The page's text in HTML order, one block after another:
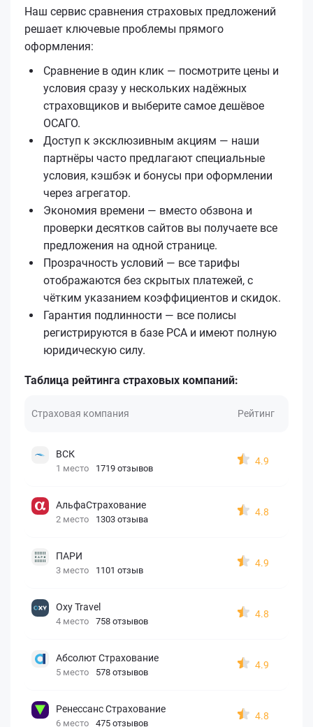
Наш сервис сравнения страховых предложений
решает ключевые проблемы прямого
оформления:
Сравнение в один клик — посмотрите цены и
условия сразу у нескольких надёжных
страховщиков и выберите самое дешёвое
ОСАГО.
Доступ к эксклюзивным акциям — наши
партнёры часто предлагают специальные
условия, кэшбэк и бонусы при оформлении
через агрегатор.
Экономия времени — вместо обзвона и
проверки десятков сайтов вы получаете все
предложения на одной странице.
Прозрачность условий — все тарифы
отображаются без скрытых платежей, с
чётким указанием коэффициентов и скидок.
Гарантия подлинности — все полисы
регистрируются в базе РСА и имеют полную
юридическую силу.
Таблица рейтинга страховых компаний:
Страховая компания Рейтинг
ВСК
1 место 1719 отзывов
4.9
АльфаСтрахование
2 место 1303 отзыва
4.8
ПАРИ
3 место 1101 отзыв
4.9
Oxy Travel
4 место 758 отзывов
4.8
Абсолют Страхование
5 место 578 отзывов
4.9
Ренессанс Страхование
6 место 475 отзывов
4.8